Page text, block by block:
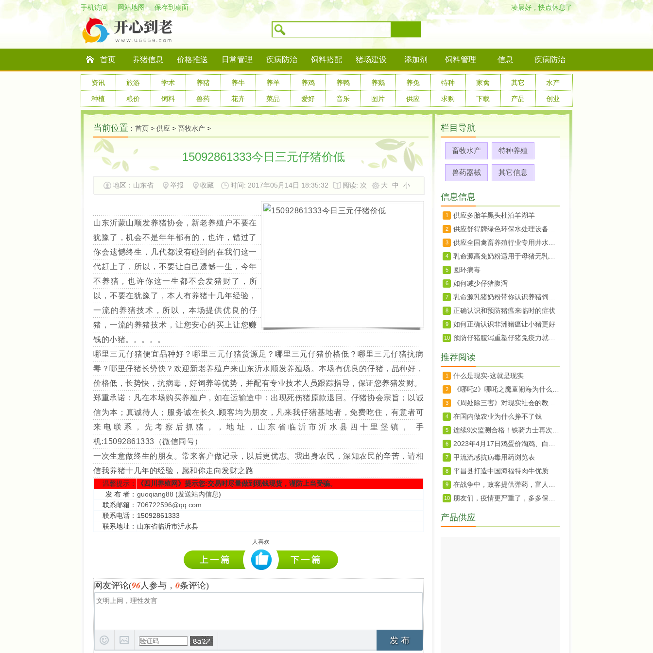
手机访问 网站地图 保存到桌面 凌晨好，快点休息了
首页 养猪信息 价格推送 日常管理 疾病防治 饲料搭配 猪场建设 添加剂 饲料管理 信息 疾病防治
资讯 旅游 学术 养猪 养牛 养羊 养鸡 养鸭 养鹅 养兔 特种 家禽 其它 水产
种植 粮价 饲料 兽药 花卉 菜品 爱好 音乐 图片 供应 求购 下载 产品 创业
当前位置 ： 首页 > 供应 > 畜牧水产 >
15092861333今日三元仔猪价低
地区： 山东省 举报 收藏 时间: 2017年05月14日 18:35:32 阅读: 次 大 中 小
山东沂蒙山顺发养猪协会，新老养殖户不要在
犹豫了，机会不是年年都有的，也许，错过了
你会遗憾终生，几代都没有碰到的在我们这一
代赶上了，所以，不要让自己遗憾一生，今年
不养猪，也许你这一生都不会发猪财了，所
以，不要在犹豫了，本人有养猪十几年经验，
一流的养猪技术，所以，本场提供优良的仔
猪，一流的养猪技术，让您安心的买上让您赚
钱的小猪。。。。。
哪里三元仔猪便宜品种好？哪里三元仔猪货源足？哪里三元仔猪价格低？哪里三元仔猪抗病
毒？哪里仔猪长势快？欢迎新老养殖户来山东沂水顺发养殖场。本场有优良的仔猪，品种好，
价格低，长势快，抗病毒，好饲养等优势，并配有专业技术人员跟踪指导，保证您养猪发财。
郑重承诺：凡在本场购买养殖户，如在运输途中：出现死伤猪原款退回。仔猪协会宗旨；以诚
信为本；真诚待人；服务诚在长久.顾客均为朋友，凡来我仔猪基地者，免费吃住，有意者可
来电联系，先考察后抓猪，，地址，山东省临沂市沂水县四十里堡镇， 手
机:15092861333（微信同号）
一次生意做终生的朋友。常来客户做记录，以后更优惠。我出身农民，深知农民的辛苦，请相
信我养猪十几年的经验，愿和你走向发财之路
温馨提示：
《四川养殖网》提示您:交易时尽量做到现钱现货，谨防上当受骗。
发 布 者： guoqiang88 (发送站内信息)
联系邮箱： 706722596@qq.com
联系电话： 15092861333
联系地址： 山东省临沂市沂水县
人喜欢
网友评论(96人参与， 0条评论)
发 布
栏目导航
畜牧水产 特种养殖
兽药器械 其它信息
信息信息
1 供应多胎羊黑头杜泊羊湖羊
2
3
4
5 圆环病毒
6 如何减少仔猪腹泻
7
8 正确认识和预防猪瘟来临时的症状
9 如何正确认识非洲猪瘟让小猪更好
10
推荐阅读
1 什么是现实-这就是现实
2
3
4 在国内做农业为什么挣不了钱
5
6
7 甲流流感抗病毒用药浏览表
8
9
10
产品供应